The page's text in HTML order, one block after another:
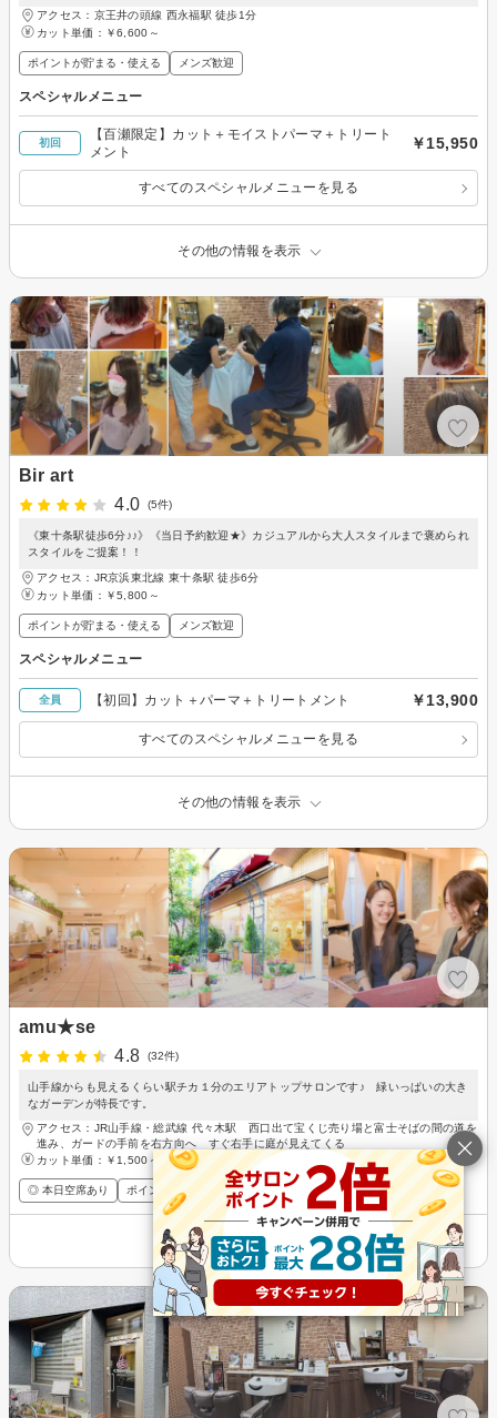
アクセス：京王井の頭線 西永福駅 徒歩1分
カット単価： ￥6,600～
ポイントが貯まる・使える メンズ歓迎
スペシャルメニュー
初回
【百瀬限定】カット＋モイストパーマ＋トリート
メント
￥15,950
すべてのスペシャルメニューを見る
その他の情報を表示
Bir art
4.0
(5件)
《東十条駅徒歩6分♪♪》《当日予約歓迎★》カジュアルから大人スタイルまで褒められ
スタイルをご提案！！
アクセス：JR京浜東北線 東十条駅 徒歩6分
カット単価： ￥5,800～
ポイントが貯まる・使える メンズ歓迎
スペシャルメニュー
全員 【初回】カット＋パーマ＋トリートメント ￥13,900
すべてのスペシャルメニューを見る
その他の情報を表示
amu★se
4.8
(32件)
山手線からも見えるくらい駅チカ１分のエリアトップサロンです♪ 緑いっぱいの大き
なガーデンが特長です。
アクセス：JR山手線・総武線 代々木駅 西口出て宝くじ売り場と富士そばの間の道を
進み、ガードの手前を右方向へ すぐ右手に庭が見えてくる
カット単価： ￥1,500～
◎ 本日空席あり ポイントが貯まる・使える メンズ歓迎
その他の情報を表示